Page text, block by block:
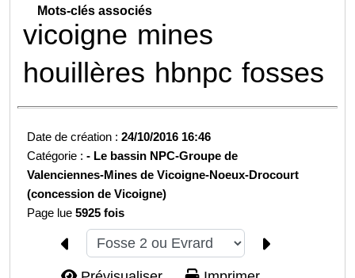
Mots-clés associés
vicoigne mines
houillères hbnpc fosses
Date de création :24/10/2016 16:46
Catégorie :- Le bassin NPC-Groupe de
Valenciennes-Mines de Vicoigne-Noeux-Drocourt
(concession de Vicoigne)
Page lue5925 fois